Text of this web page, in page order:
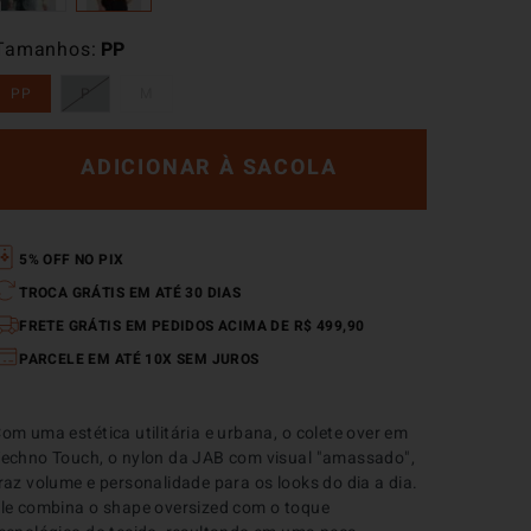
PP
PP
ADICIONAR À SACOLA
5% OFF NO PIX
TROCA GRÁTIS EM ATÉ 30 DIAS
FRETE GRÁTIS EM PEDIDOS ACIMA DE R$ 499,90
PARCELE EM ATÉ 10X SEM JUROS
uma estética utilitária e urbana, o colete over em
Touch, o nylon da JAB com visual "amassado",
volume e personalidade para os looks do dia a dia.
combina o shape oversized com o toque